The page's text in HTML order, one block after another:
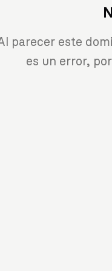
parecer este
es un error,